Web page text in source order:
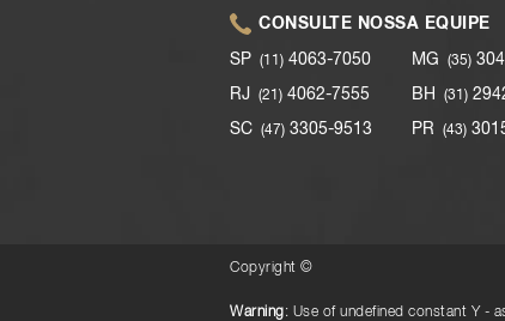
CONSULTE NOSSA EQUIPE
SP (11) 4063-7050
RJ (21) 4062-7555
SC (47) 3305-9513
MG (35)
BH (31)
PR (43)
Copyright ©
Warning: Use of undefined constant Y -